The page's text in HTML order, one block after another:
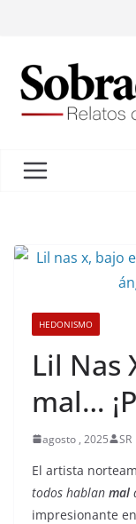
HEDONISMO
Lil Nas
mal…
agosto , 2025 SR
El artista
todos hablan mal
impresionante